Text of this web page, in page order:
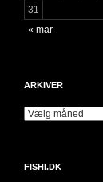
31
« mar
ARKIVER
Arkiver
FISHI.DK